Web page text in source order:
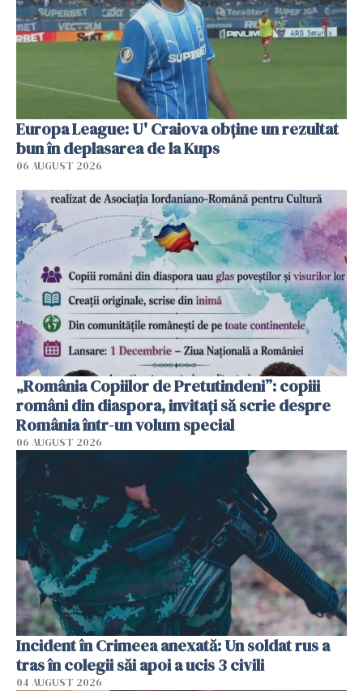
Europa League: U' Craiova obține un rezultat
bun în deplasarea de la Kups
06 AUGUST 2026
„România Copiilor de Pretutindeni”: copiii
români din diaspora, invitați să scrie despre
România într-un volum special
06 AUGUST 2026
Incident în Crimeea anexată: Un soldat rus a
tras în colegii săi apoi a ucis 3 civili
04 AUGUST 2026